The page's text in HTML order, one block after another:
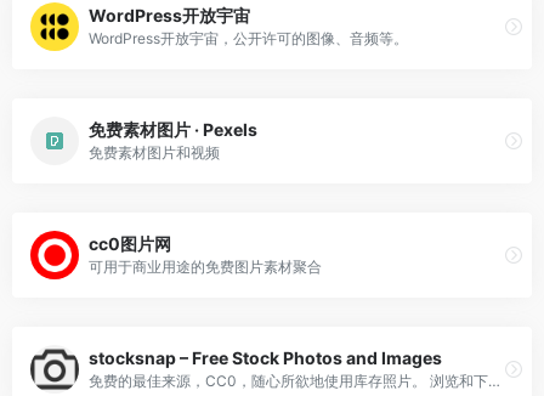
WordPress开放宇宙
WordPress开放宇宙，公开许可的图像、音频等。
免费素材图片 · Pexels
免费素材图片和视频
cc0图片网
可用于商业用途的免费图片素材聚合
stocksnap – Free Stock Photos and Images
免费的最佳来源，CC0，随心所欲地使用库存照片。 浏览和下载数以千计的无版权库存图片。 无需归属。